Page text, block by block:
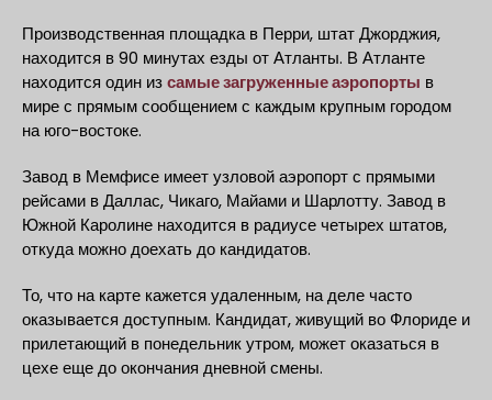
Производственная площадка в Перри, штат Джорджия,
находится в 90 минутах езды от Атланты. В Атланте
находится один изсамые загруженные аэропорты в
мире с прямым сообщением с каждым крупным городом
на юго-востоке.
Завод в Мемфисе имеет узловой аэропорт с прямыми
рейсами в Даллас, Чикаго, Майами и Шарлотту. Завод в
Южной Каролине находится в радиусе четырех штатов,
откуда можно доехать до кандидатов.
То, что на карте кажется удаленным, на деле часто
оказывается доступным. Кандидат, живущий во Флориде и
прилетающий в понедельник утром, может оказаться в
цехе еще до окончания дневной смены.